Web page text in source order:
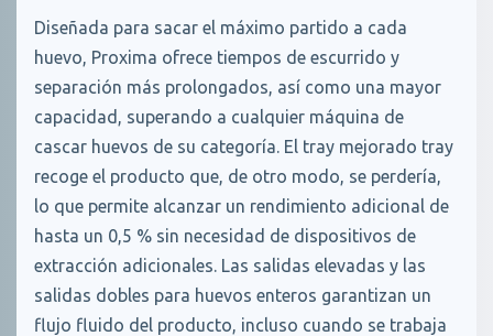
Diseñada para sacar el máximo partido a cada
huevo, Proxima ofrece tiempos de escurrido y
separación más prolongados, así como una mayor
capacidad, superando a cualquier máquina de
cascar huevos de su categoría. El tray mejorado tray
recoge el producto que, de otro modo, se perdería,
lo que permite alcanzar un rendimiento adicional de
hasta un 0,5 % sin necesidad de dispositivos de
extracción adicionales. Las salidas elevadas y las
salidas dobles para huevos enteros garantizan un
flujo fluido del producto, incluso cuando se trabaja